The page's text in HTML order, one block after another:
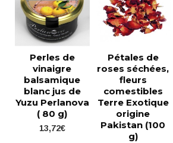
Perles de
vinaigre
balsamique
blanc jus de
Yuzu Perlanova
( 80 g)
13,72€
Pétales de
roses séchées,
fleurs
comestibles
Terre Exotique
origine
Pakistan (100
g)